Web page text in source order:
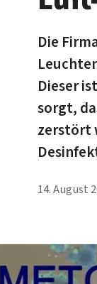
Die
Dieser
sorgt,
zerstört
14. August